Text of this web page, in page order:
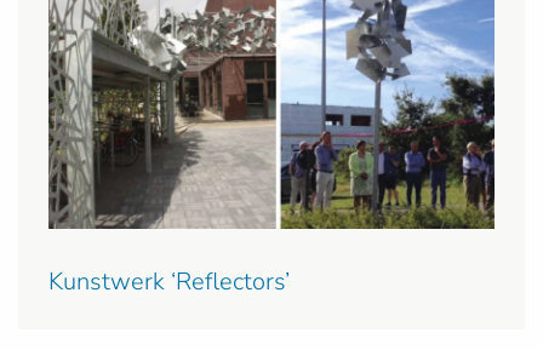
Kunstwerk ‘Reflectors’